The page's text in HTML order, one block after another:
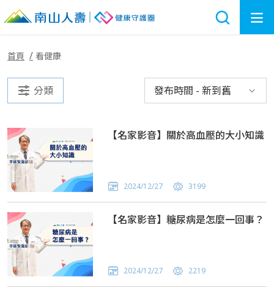
首頁 看健康
分類 發布時間 - 新到舊
【名家影音】關於高血壓的大小知識
2024/12/27 3199
【名家影音】糖尿病是怎麼一回事？
2024/12/27 2219